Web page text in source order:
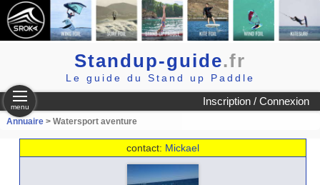
Standup-guide.fr
Le guide du Stand up Paddle
Inscription / Connexion
menu
Annuaire> Watersport aventure
contact: Mickael